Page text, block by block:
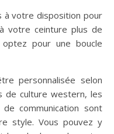
à votre disposition pour
votre ceinture plus de
pour une boucle
personnalisée selon
de culture western, les
communication sont
style. Vous pouvez y